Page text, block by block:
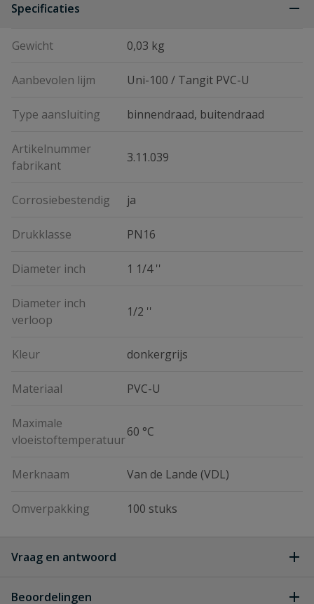
Specificaties
Gewicht 0,03 kg
Aanbevolen lijm Uni-100 / Tangit PVC-U
Type aansluiting binnendraad, buitendraad
Artikelnummer
fabrikant
3.11.039
Corrosiebestendig ja
Drukklasse PN16
Diameter inch 1 1/4 ''
Diameter inch
verloop
1/2 ''
Kleur donkergrijs
Materiaal PVC-U
Maximale
vloeistoftemperatuur
60 °C
Merknaam Van de Lande (VDL)
Omverpakking 100 stuks
Vraag en antwoord
Beoordelingen